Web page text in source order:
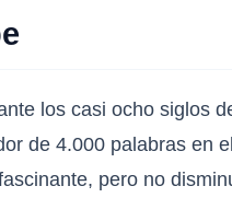
los casi ocho siglos
de 4.000 palabras en
pero no